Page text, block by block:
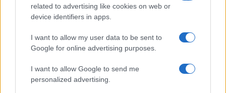
related to advertising like cookies on web or
device identifiers in apps.
I want to allow my user data to be sent to
Google for online advertising purposes.
I want to allow Google to send me
personalized advertising.
Ricevi le nostre ultime news
daGoogle News
Condividi l'articolo